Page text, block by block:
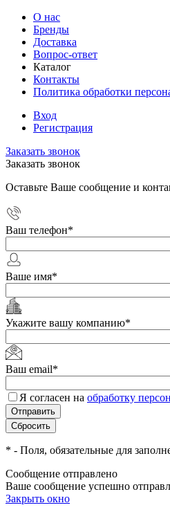
О нас
Бренды
Доставка
Вопрос-ответ
Каталог
Контакты
Политика обработки
Вход
Регистрация
Заказать звонок
Заказать звонок
Оставьте Ваше сообщение и
Ваш телефон*
Ваше имя*
Укажите вашу компанию*
Ваш email*
Я согласен на обработку
* - Поля, обязательные для
Сообщение отправлено
Ваше сообщение успешно
Закрыть окно